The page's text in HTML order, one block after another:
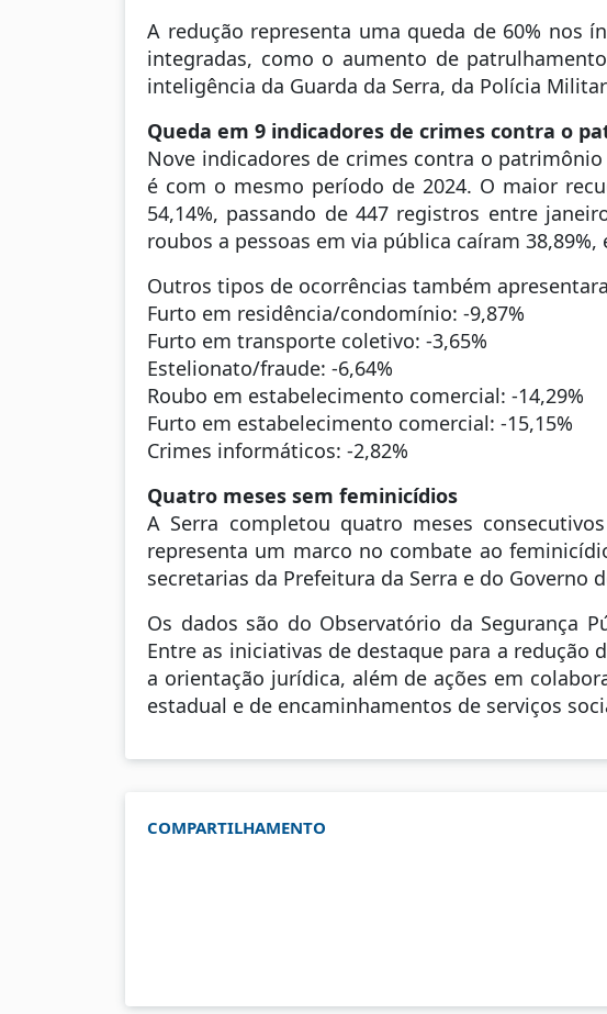
A redução representa uma queda de 60% nos
integradas, como o aumento de
inteligência da Guarda da Serra, da Polícia
Queda em 9 indicadores de crimes contra o
Nove indicadores de crimes contra o
é com o mesmo período de 2024. O maior
54,14%, passando de 447 registros entre
roubos a pessoas em via pública caíram
Outros tipos de ocorrências também
Furto em residência/condomínio: -9,87%
Furto em transporte coletivo: -3,65%
Estelionato/fraude: -6,64%
Roubo em estabelecimento comercial: -14,29%
Furto em estabelecimento comercial: -15,15%
Crimes informáticos: -2,82%
Quatro meses sem feminicídios
A Serra completou quatro meses
representa um marco no combate ao
secretarias da Prefeitura da Serra e do Governo
Os dados são do Observatório da Segurança
Entre as iniciativas de destaque para a
a orientação jurídica, além de ações em
estadual e de encaminhamentos de serviços
COMPARTILHAMENTO